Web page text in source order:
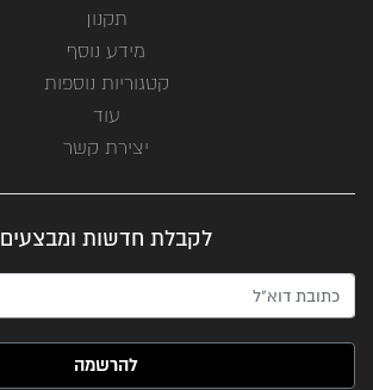
תקנון
מידע נוסף
קטגוריות נוספות
עוד
יצירת קשר
לקבלת חדשות ומבצעים
האימייל שלך (חובה)